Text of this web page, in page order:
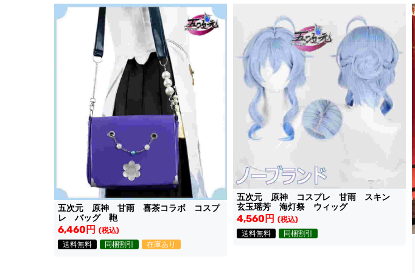
五次元 原神 甘雨 喜茶コラボ コスプ
レ バッグ 鞄
6,460円 (税込)
送料無料
同梱割引 在庫あり
五次元 原神 コスプレ 甘雨 スキン
玄玉瑶芳 海灯祭 ウィッグ
4,560円 (税込)
送料無料
同梱割引